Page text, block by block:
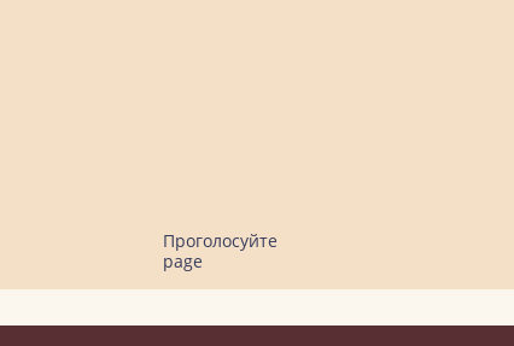
Проголосуйте
page